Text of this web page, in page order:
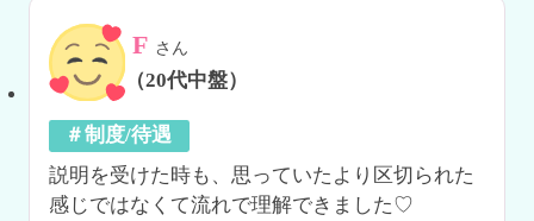
F さん
（20代中盤）
＃制度/待遇
説明を受けた時も、思っていたより区切られた
感じではなくて流れで理解できました♡